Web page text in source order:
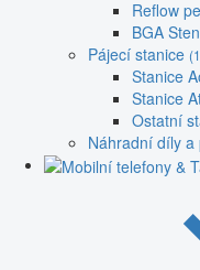
Reflow
BGA
Pájecí stanice
Stanice
Stanice
Ostatní
Náhradní díly